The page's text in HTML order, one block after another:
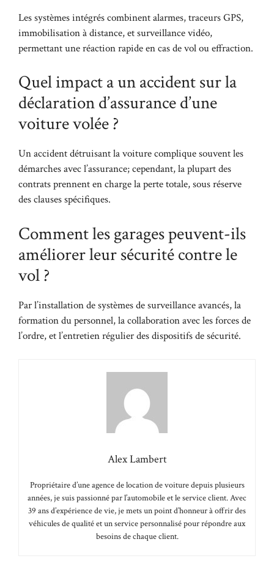
Les systèmes intégrés combinent alarmes, traceurs GPS,
immobilisation à distance, et surveillance vidéo,
permettant une réaction rapide en cas de vol ou effraction.
Quel impact a un accident sur la
déclaration d’assurance d’une
voiture volée ?
Un accident détruisant la voiture complique souvent les
démarches avec l’assurance; cependant, la plupart des
contrats prennent en charge la perte totale, sous réserve
des clauses spécifiques.
Comment les garages peuvent-ils
améliorer leur sécurité contre le
vol ?
Par l’installation de systèmes de surveillance avancés, la
formation du personnel, la collaboration avec les forces de
l’ordre, et l’entretien régulier des dispositifs de sécurité.
Alex Lambert
Propriétaire d’une agence de location de voiture depuis plusieurs
années, je suis passionné par l’automobile et le service client. Avec
39 ans d’expérience de vie, je mets un point d’honneur à offrir des
véhicules de qualité et un service personnalisé pour répondre aux
besoins de chaque client.